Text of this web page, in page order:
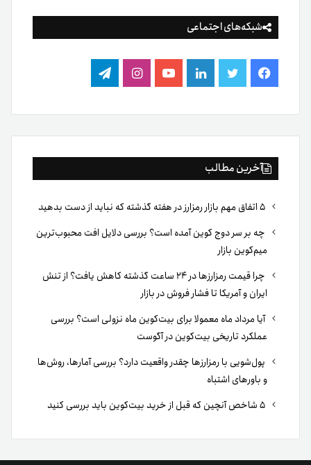
شبکه‌های اجتماعی
فیس
بوک
توییتر لینکدینیوتیوباینستاگرام
تلگرام
آخرین مطالب
چه بر سر دوج کوین آمده است؟ بررسی دلایل افت محبوب‌ترین
میم‌کوین بازار
چرا قیمت رمزارزها در ۲۴ ساعت گذشته کاهش یافت؟ از تنش
ایران و آمریکا تا فشار فروش در بازار
آیا مرداد ماه معمولا برای بیت‌کوین ماه نزولی است؟ بررسی
عملکرد تاریخی بیت‌کوین در آگوست
پول‌شویی با رمزارزها چقدر واقعیت دارد؟ بررسی آمارها، روش‌ها
و باورهای اشتباه